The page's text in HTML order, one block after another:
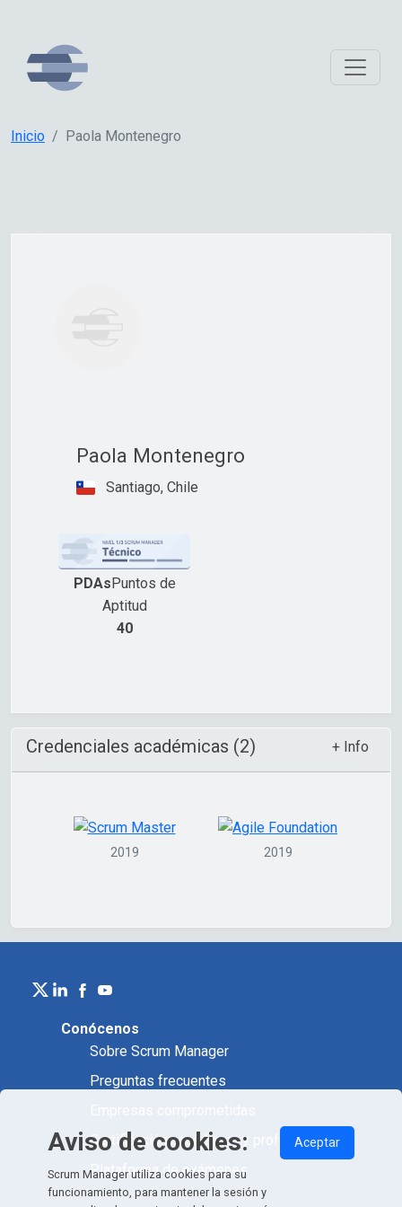
Inicio Paola Montenegro
Paola Montenegro
Santiago, Chile
PDAsPuntos de
Aptitud
40
Credenciales académicas (2) + Info
2019 2019
Conócenos
Sobre Scrum Manager
Preguntas frecuentes
Certificación académica y profesional
Plataforma de exámenes
Aviso de cookies:
Scrum Manager utiliza cookies para su
funcionamiento, para mantener la sesión y
Aceptar